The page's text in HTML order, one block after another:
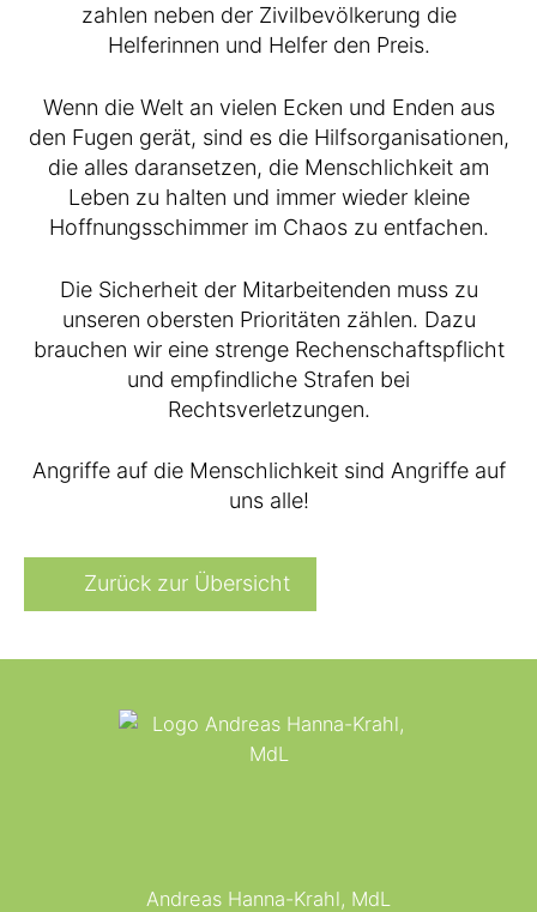
zahlen neben der Zivilbevölkerung die
Helferinnen und Helfer den Preis.
Wenn die Welt an vielen Ecken und Enden aus
den Fugen gerät, sind es die Hilfsorganisationen,
die alles daransetzen, die Menschlichkeit am
Leben zu halten und immer wieder kleine
Hoffnungsschimmer im Chaos zu entfachen.
Die Sicherheit der Mitarbeitenden muss zu
unseren obersten Prioritäten zählen. Dazu
brauchen wir eine strenge Rechenschaftspflicht
und empfindliche Strafen bei
Rechtsverletzungen.
Angriffe auf die Menschlichkeit sind Angriffe auf
uns alle!
Zurück zur Übersicht
Andreas Hanna-Krahl, MdL